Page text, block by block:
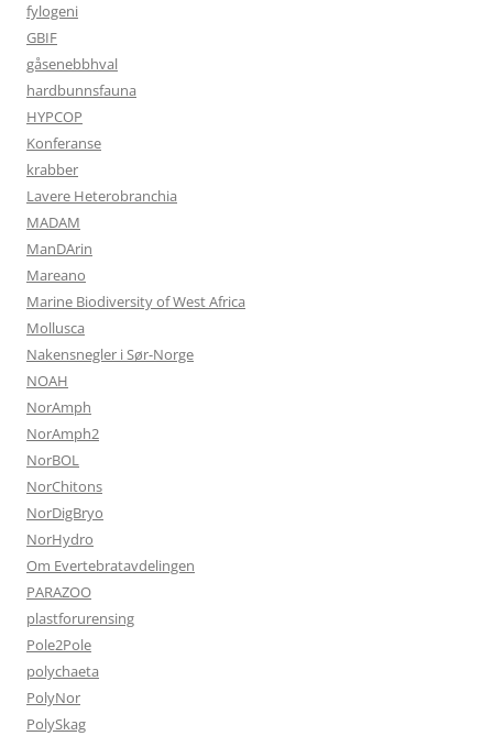
fylogeni
GBIF
gåsenebbhval
hardbunnsfauna
HYPCOP
Konferanse
krabber
Lavere Heterobranchia
MADAM
ManDArin
Mareano
Marine Biodiversity of West Africa
Mollusca
Nakensnegler i Sør-Norge
NOAH
NorAmph
NorAmph2
NorBOL
NorChitons
NorDigBryo
NorHydro
Om Evertebratavdelingen
PARAZOO
plastforurensing
Pole2Pole
polychaeta
PolyNor
PolySkag